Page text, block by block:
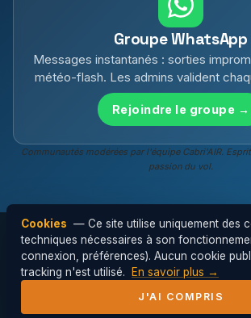
Groupe WhatsApp
Messages instantanés : sorties
météo-flash. Les admins valident
Rejoindre le groupe →
Communautés modérées par l'équipe Cabri'AIR.
passion du vol.
© 2026 Cabri'AIR — Club de
l'Hérault ·Mentions
Cookies — Ce site utilise uniquement des
techniques nécessaires à son
connexion, préférences). Aucun cookie
tracking n'est utilisé.
En savoir plus →
J'AI COMPRIS